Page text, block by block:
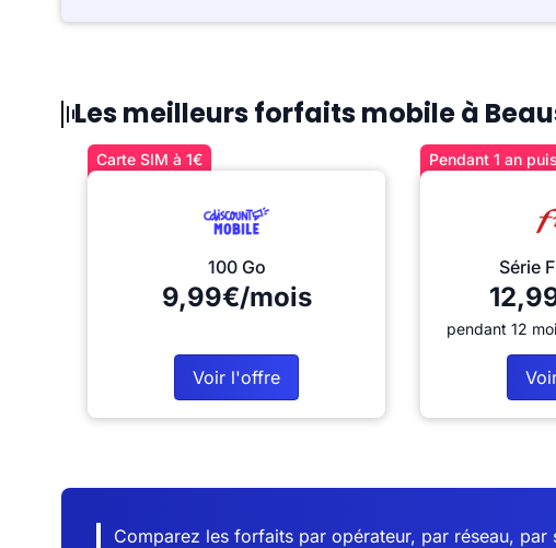
Les meilleurs forfaits mobile à
Carte SIM à 1€
100 Go
9,99€/mois
Voir l'offre
Pendant 1 an
Série
pendant 12
Comparez les forfaits par opérateur, par réseau,